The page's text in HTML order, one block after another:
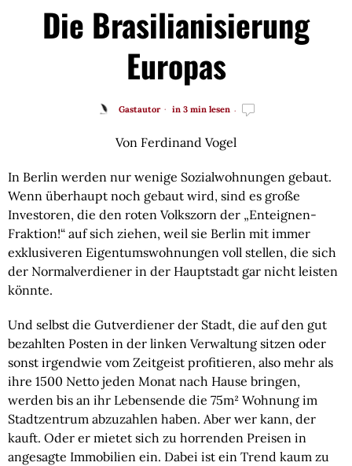
Die Brasilianisierung
Europas
Gastautor in 3 min lesen
Von Ferdinand Vogel
In Berlin werden nur wenige Sozialwohnungen gebaut.
Wenn überhaupt noch gebaut wird, sind es große
Investoren, die den roten Volkszorn der „Enteignen-
Fraktion!“ auf sich ziehen, weil sie Berlin mit immer
exklusiveren Eigentumswohnungen voll stellen, die sich
der Normalverdiener in der Hauptstadt gar nicht leisten
könnte.
Und selbst die Gutverdiener der Stadt, die auf den gut
bezahlten Posten in der linken Verwaltung sitzen oder
sonst irgendwie vom Zeitgeist profitieren, also mehr als
ihre 1500 Netto jeden Monat nach Hause bringen,
werden bis an ihr Lebensende die 75m² Wohnung im
Stadtzentrum abzuzahlen haben. Aber wer kann, der
kauft. Oder er mietet sich zu horrenden Preisen in
angesagte Immobilien ein. Dabei ist ein Trend kaum zu